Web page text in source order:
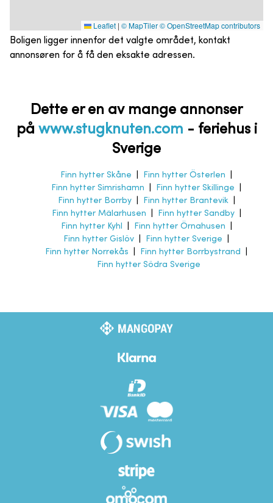
Leaflet | © MapTiler© OpenStreetMap contributors
Boligen ligger innenfor det valgte området, kontakt
annonsøren for å få den eksakte adressen.
Dette er en av mange annonser
på www.stugknuten.com - feriehus i
Sverige
Finn hytter Skåne Finn hytter Österlen
Finn hytter Simrishamn
Finn hytter Skillinge
Finn hytter Borrby| Finn hytter Brantevik|
Finn hytter Mälarhusen
Finn hytter Sandby|
Finn hytter Kyhl
Finn hytter Örnahusen
Finn hytter Gislöv
Finn hytter Sverige
Finn hytter Norrekås
Finn hytter Borrbystrand
Finn hytter Södra Sverige